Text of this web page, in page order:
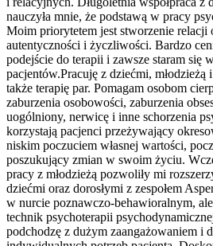
nauczyła mnie, że podstawą w pracy
Moim priorytetem jest stworzenie relacji
autentyczności i życzliwości. Bardzo
podejście do terapii i zawsze staram się
pacjentów.Pracuję z dziećmi, młodzieżą
także terapię par. Pomagam osobom
zaburzenia osobowości, zaburzenia
uogólniony, nerwicę i inne schorzenia
korzystają pacjenci przeżywający
niskim poczuciem własnej wartości,
poszukujący zmian w swoim życiu.
pracy z młodzieżą pozwoliły mi
dziećmi oraz dorosłymi z zespołem
w nurcie poznawczo-behawioralnym,
technik psychoterapii
podchodzę z dużym zaangażowaniem i